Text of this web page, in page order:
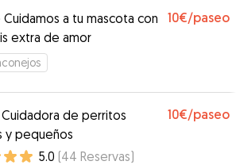
Cuidamos a tu mascota con
extra de amor
10€/paseo
Cuidadora de perritos
y pequeños
10€/paseo
5.0 (44 Reservas)